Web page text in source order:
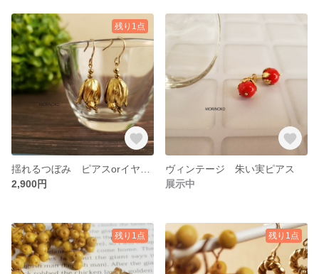
残り1点
2,900円
ヴィンテージ 朱い実ピアス
展示中
残り1点 残り1点